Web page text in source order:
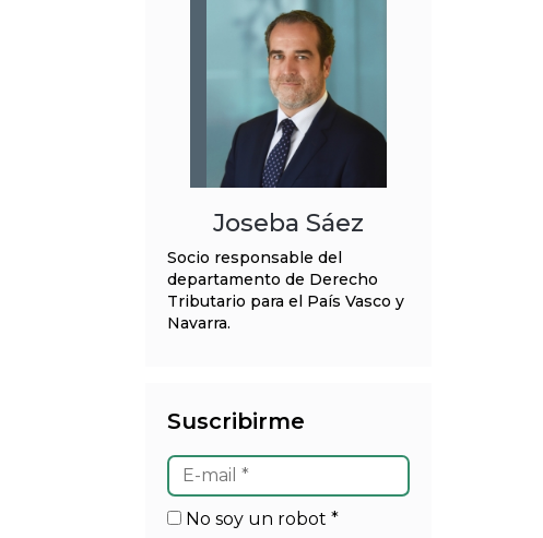
Joseba Sáez
Socio responsable del
departamento de Derecho
Tributario para el País Vasco y
Navarra.
Suscribirme
No soy un robot *